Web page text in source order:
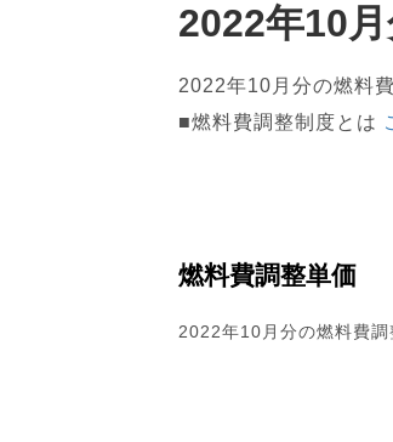
2022年10
2022年10月分の燃料
■燃料費調整制度とは
燃料費調整単価
2022年10月分の燃料費調